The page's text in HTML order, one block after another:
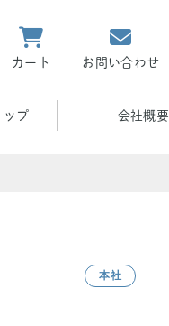
カート お問い合わせ
ップ 会社概要
本社